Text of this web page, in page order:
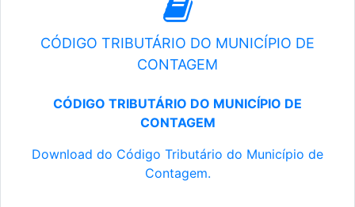
CÓDIGO TRIBUTÁRIO DO MUNICÍPIO DE
CONTAGEM
CÓDIGO TRIBUTÁRIO DO MUNICÍPIO DE
CONTAGEM
Download do Código Tributário do Município de
Contagem.